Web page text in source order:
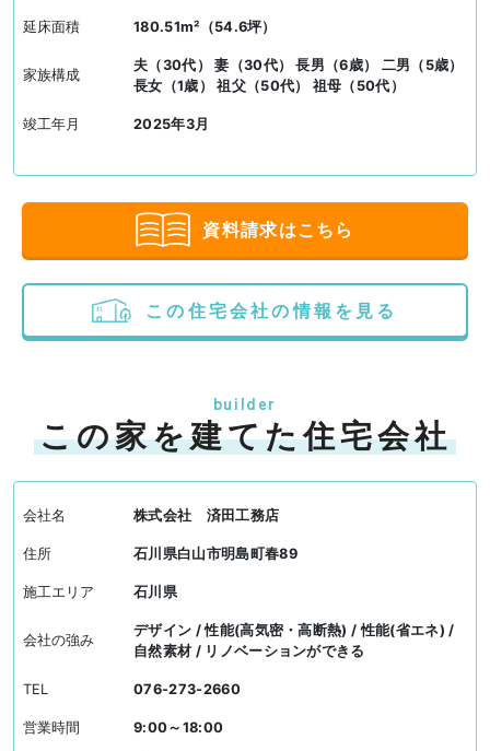
延床面積 180.51m²（54.6坪）
家族構成
夫（30代） 妻（30代） 長男（6歳） 二男（5歳）
長女（1歳） 祖父（50代） 祖母（50代）
竣工年月 2025年3月
資料請求はこちら
この住宅会社の情報を見る
builder
この家を建てた住宅会社
会社名 株式会社 済田工務店
住所 石川県白山市明島町春89
施工エリア 石川県
会社の強み
デザイン / 性能(高気密・高断熱) / 性能(省エネ) /
自然素材 / リノベーションができる
TEL 076-273-2660
営業時間 9:00～18:00